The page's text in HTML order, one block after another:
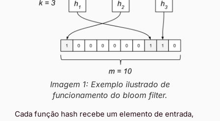
Imagem 1: Exemplo ilustrado de
funcionamento do bloom filter.
Cada função hash recebe um elemento de entrada,